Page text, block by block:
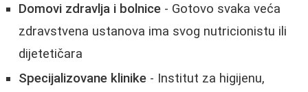
Domovi zdravlja i bolnice - Gotovo svaka veća
zdravstvena ustanova ima svog nutricionistu ili
dijetetičara
Specijalizovane klinike - Institut za higijenu,